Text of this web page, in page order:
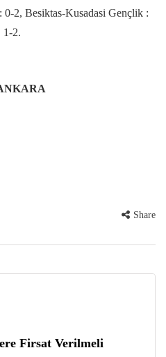
2, Besiktas-Kusadasi Gençlik :
1-2.
Share
Firsat Verilmeli